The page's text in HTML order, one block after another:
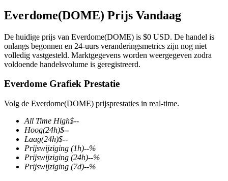
Futures met USDT als onderpand
COIN-M-futures
Cryptocurrency-futures
Everdome(DOME) Prijs Vandaag
De huidige prijs van Everdome(DOME) is $0 USD. De handel is
onlangs begonnen en 24-uurs veranderingsmetrics zijn nog niet
volledig vastgesteld. Marktgegevens worden weergegeven zodra
voldoende handelsvolume is geregistreerd.
Everdome Grafiek Prestatie
Volg de Everdome(DOME) prijsprestaties in real-time.
All Time High$--
Hoog(24h)$--
Laag(24h)$--
Prijswijziging (1h)--%
Prijswijziging (24h)--%
Prijswijziging (7d)--%